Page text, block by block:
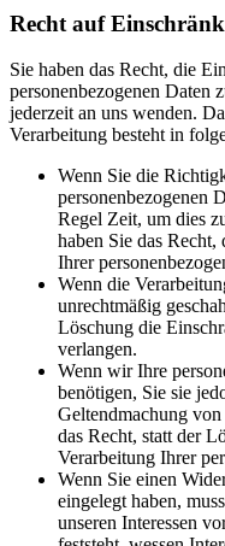
Recht auf
Sie haben das Recht, die
personenbezogenen Daten
jederzeit an uns wenden.
Verarbeitung besteht in
Wenn Sie die
personenbezogenen
Regel Zeit, um dies
haben Sie das
Ihrer
Wenn die
unrechtmäßig
Löschung die
verlangen.
Wenn wir Ihre
benötigen, Sie sie
Geltendmachung
das Recht, statt der
Verarbeitung Ihrer
Wenn Sie einen
eingelegt haben,
unseren Interessen